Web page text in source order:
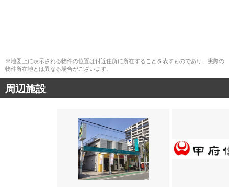
※地図上に表示される物件の位置は付近住所に所在することを表すものであり、実際の
物件所在地とは異なる場合がございます。
周辺施設